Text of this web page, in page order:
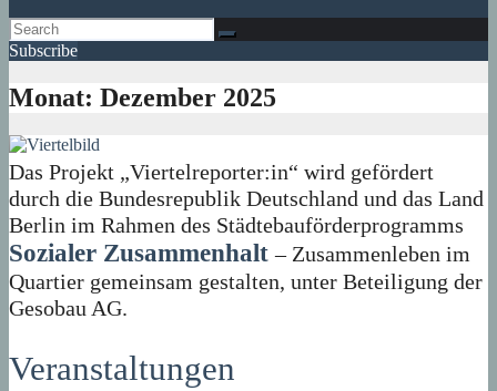
Subscribe
Monat: Dezember 2025
Das Projekt „Viertelreporter:in“ wird gefördert
durch die Bundesrepublik Deutschland und das Land
Berlin im Rahmen des Städtebauförderprogramms
Sozialer Zusammenhalt – Zusammenleben im
Quartier gemeinsam gestalten, unter Beteiligung der
Gesobau AG.
Veranstaltungen